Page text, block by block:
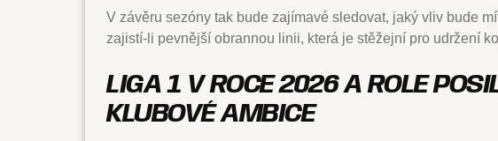
V závěru sezóny tak bude zajímavé sledovat, jaký vliv bude
zajistí-li pevnější obrannou linii, která je stěžejní pro udržení
LIGA 1 V ROCE 2026 A ROLE
KLUBOVÉ AMBICE